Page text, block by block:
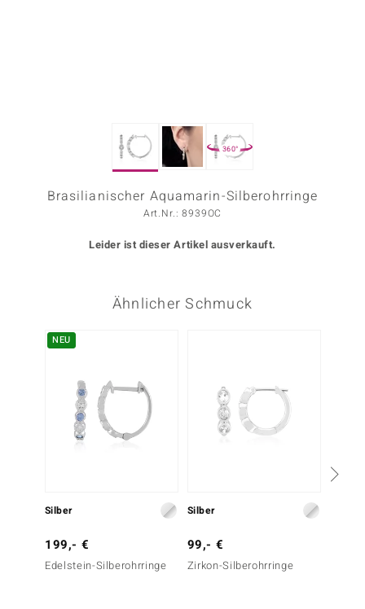
360°
Brasilianischer Aquamarin-Silberohrringe
Art.Nr.: 8939OC
Leider ist dieser Artikel ausverkauft.
Ähnlicher Schmuck
NEU
Silber
199,- €
Edelstein-Silberohrringe
Silber
99,- €
Zirkon-Silberohrringe